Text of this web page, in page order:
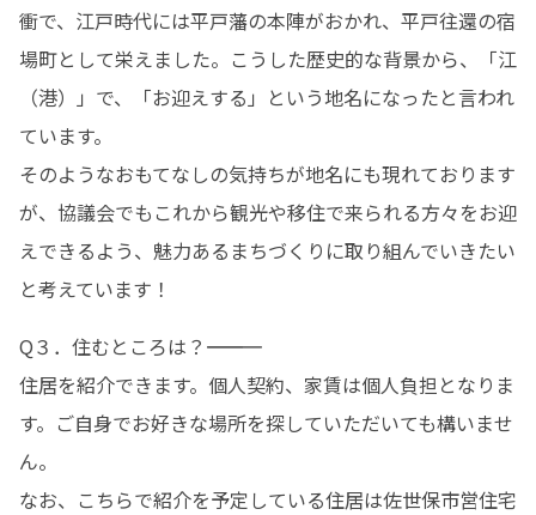
衝で、江戸時代には平戸藩の本陣がおかれ、平戸往還の宿
場町として栄えました。こうした歴史的な背景から、「江
（港）」で、「お迎えする」という地名になったと言われ
ています。
そのようなおもてなしの気持ちが地名にも現れております
が、協議会でもこれから観光や移住で来られる方々をお迎
えできるよう、魅力あるまちづくりに取り組んでいきたい
と考えています！
Q３．住むところは？―――――――――――
住居を紹介できます。個人契約、家賃は個人負担となりま
す。ご自身でお好きな場所を探していただいても構いませ
ん。
なお、こちらで紹介を予定している住居は佐世保市営住宅